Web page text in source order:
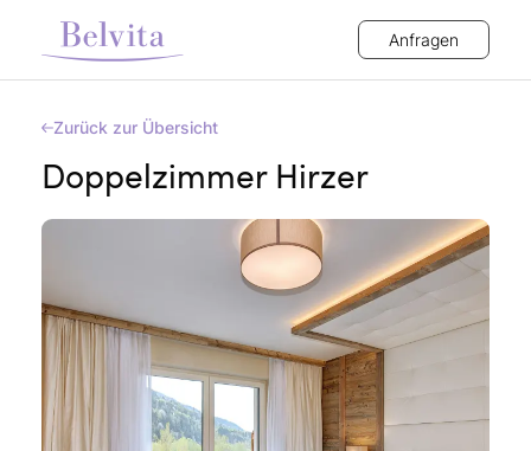
Anfragen
Zurück zur Übersicht
Doppelzimmer Hirzer